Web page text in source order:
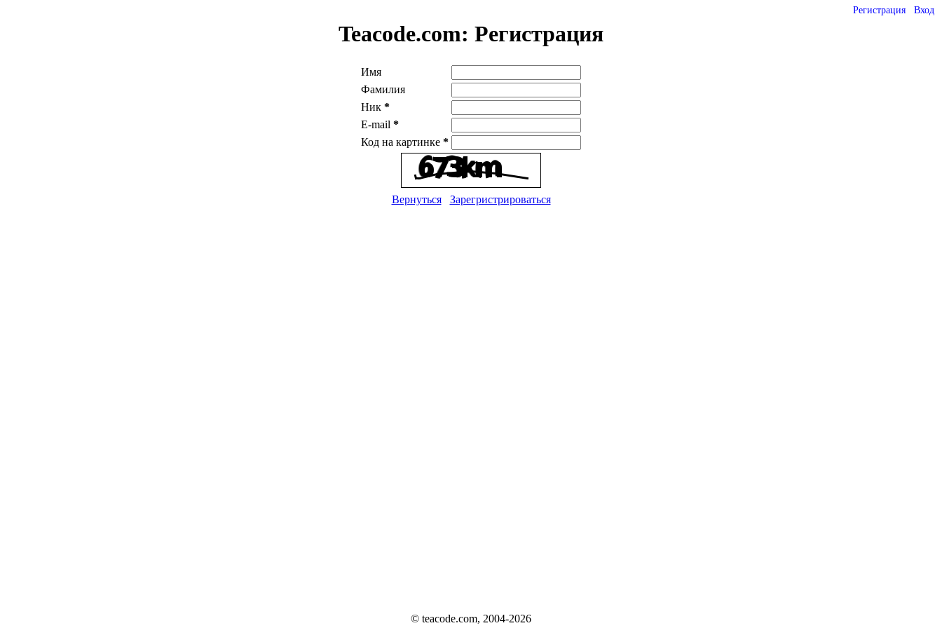
Регистрация Вход
Teacode.com: Регистрация
Имя
Фамилия
Ник *
E-mail *
Код на картинке *
Вернуться Зарегристрироваться
© teacode.com, 2004-2026